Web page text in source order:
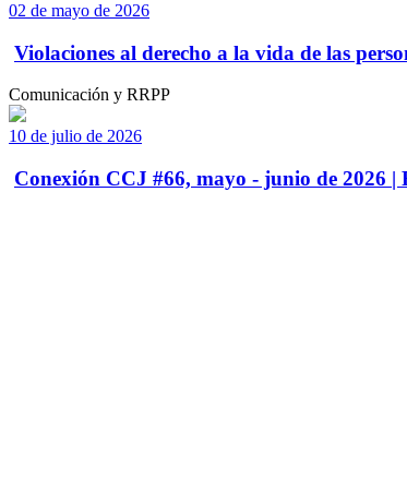
02 de mayo de 2026
Violaciones al derecho a la vida de las
Comunicación y RRPP
10 de julio de 2026
Conexión CCJ #66, mayo - junio de 2026